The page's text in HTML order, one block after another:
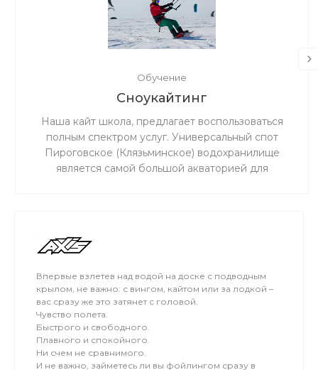
Обучение
Сноукайтинг
Наша кайт школа, предлагает воспользоваться
полным спектром услуг. Универсальный спот
Пироговское (Клязьминское) водохранилище
является самой большой акваторией для
Впервые взлетев над водой на доске с подводным
крылом, не важно: с вингом, кайтом или за лодкой –
вас сразу же это затянет с головой.
Чувство полета.
Быстрого и свободного.
Плавного и спокойного.
Ни счем не сравнимого.
И не важно, займетесь ли вы фойлингом сразу в